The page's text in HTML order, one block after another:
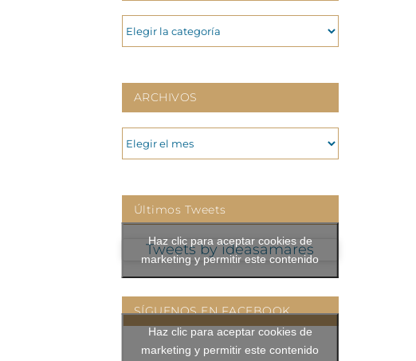
CATEGORIAS
ARCHIVOS
ARCHIVOS
Últimos Tweets
Tweets by ideasamares
Haz clic para aceptar cookies de
marketing y permitir este contenido
SÍGUENOS EN FACEBOOK
Haz clic para aceptar cookies de
marketing y permitir este contenido